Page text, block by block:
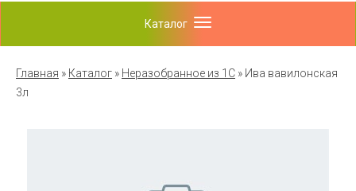
Каталог
Главная » Каталог » Неразобранное из 1С » Ива вавилонская
3л